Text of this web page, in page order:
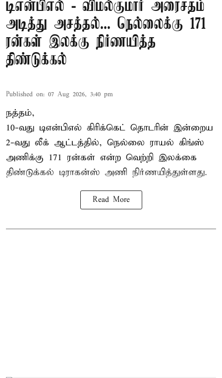
டிஎன்பிஎல் - விமல்குமார் அரைசதம்
அடித்து அசத்தல்... நெல்லைக்கு 171
ரன்கள் இலக்கு நிர்ணயித்த
திண்டுக்கல்
Published on: 07 Aug 2026, 3:40 pm
நத்தம்,
10-வது டிஎன்பிஎல் கிரிக்கெட் தொடரின் இன்றைய
2-வது லீக் ஆட்டத்தில், நெல்லை ராயல் கிங்ஸ்
அணிக்கு 171 ரன்கள் என்ற வெற்றி இலக்கை
திண்டுக்கல் டிராகன்ஸ் அணி நிர்ணயித்துள்ளது.
Read More